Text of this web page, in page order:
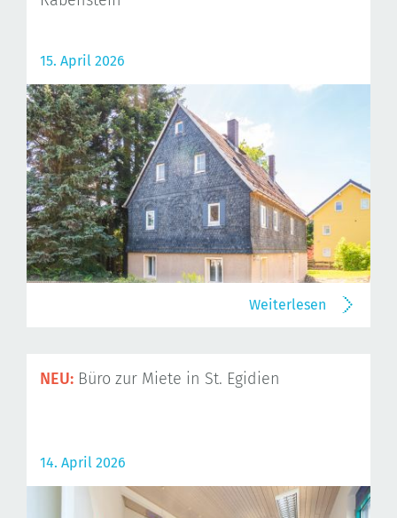
15. April 2026
Weiterlesen
NEU: Büro zur Miete in St. Egidien
14. April 2026